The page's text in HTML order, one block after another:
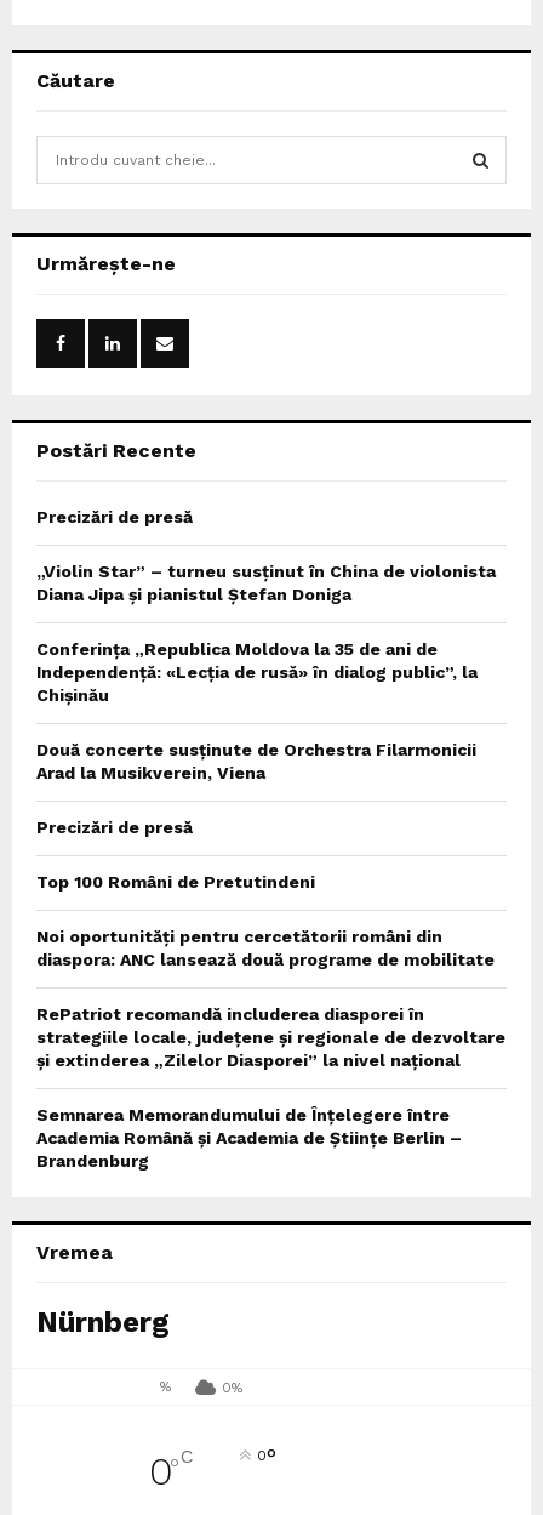
Căutare
h
Urmărește-ne
Postări Recente
Precizări de presă
„Violin Star” – turneu susținut în China de violonista
Diana Jipa și pianistul Ștefan Doniga
Conferința „Republica Moldova la 35 de ani de
Independență: «Lecția de rusă» în dialog public”, la
Chișinău
Două concerte susținute de Orchestra Filarmonicii
Arad la Musikverein, Viena
Precizări de presă
Top 100 Români de Pretutindeni
Noi oportunități pentru cercetătorii români din
diaspora: ANC lansează două programe de mobilitate
RePatriot recomandă includerea diasporei în
strategiile locale, județene și regionale de dezvoltare
și extinderea „Zilelor Diasporei” la nivel național
Semnarea Memorandumului de Înțelegere între
Academia Română și Academia de Științe Berlin –
Brandenburg
Vremea
Nürnberg
% 0%
0°C 0°